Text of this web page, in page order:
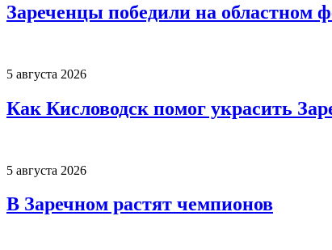
Зареченцы победили на областном
5 августа 2026
Как Кисловодск помог украсить
5 августа 2026
В Заречном растят чемпионов